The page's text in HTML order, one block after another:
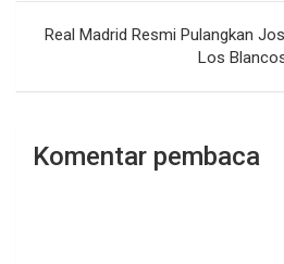
Real Madrid Resmi Pulangkan
Los
Komentar pembaca